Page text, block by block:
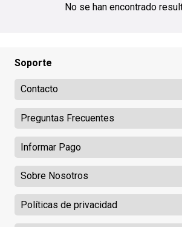
No se han encontrado
Soporte
Contacto
Preguntas Frecuentes
Informar Pago
Sobre Nosotros
Políticas de privacidad